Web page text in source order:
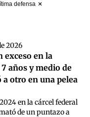
defensa
2026
exceso en la
años y medio de
otro en una pelea
en la cárcel federal
de un puntazo a